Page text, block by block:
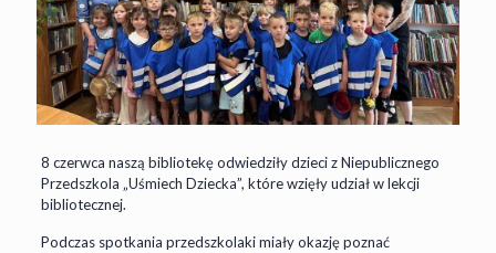
8 czerwca naszą bibliotekę odwiedziły dzieci z Niepublicznego
Przedszkola „Uśmiech Dziecka”, które wzięły udział w lekcji
bibliotecznej.
Podczas spotkania przedszkolaki miały okazję poznać